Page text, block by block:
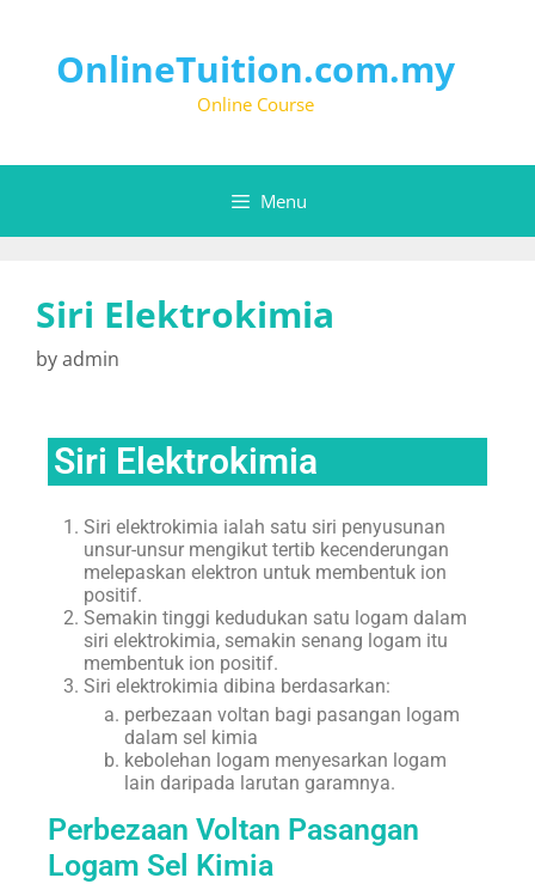
OnlineTuition.com.my
Online Course
Menu
Siri Elektrokimia
byadmin
Siri Elektrokimia
Siri elektrokimia ialah satu siri penyusunan
unsur-unsur mengikut tertib kecenderungan
melepaskan elektron untuk membentuk ion
positif.
Semakin tinggi kedudukan satu logam dalam
siri elektrokimia, semakin senang logam itu
membentuk ion positif.
Siri elektrokimia dibina berdasarkan:
perbezaan voltan bagi pasangan logam
dalam sel kimia
kebolehan logam menyesarkan logam
lain daripada larutan garamnya.
Perbezaan Voltan Pasangan
Logam Sel Kimia